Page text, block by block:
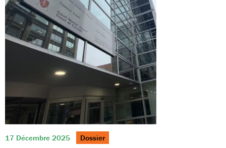
17 Décembre 2025 Dossier